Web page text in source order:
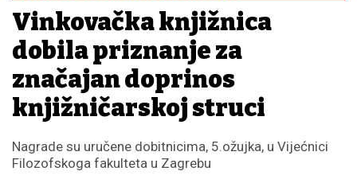
Vinkovačka knjižnica
dobila priznanje za
značajan doprinos
knjižničarskoj struci
Nagrade su uručene dobitnicima, 5.ožujka, u Vijećnici
Filozofskoga fakulteta u Zagrebu